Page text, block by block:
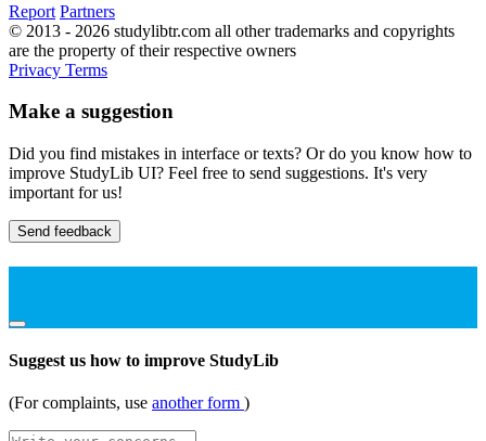
Report Partners
© 2013 - 2026 studylibtr.com all other trademarks and copyrights
are the property of their respective owners
Privacy Terms
Make a suggestion
Did you find mistakes in interface or texts? Or do you know how to
improve StudyLib UI? Feel free to send suggestions. It's very
important for us!
Send feedback
Suggest us how to improve StudyLib
(For complaints, use another form )